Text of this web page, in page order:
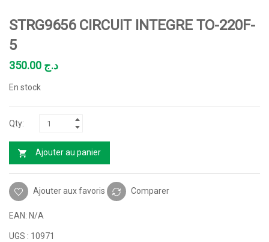
STRG9656 CIRCUIT INTEGRE TO-220F-
5
د.ج
En stock
Ajouter au panier
Ajouter aux favoris Comparer
EAN: N/A
UGS : 10971